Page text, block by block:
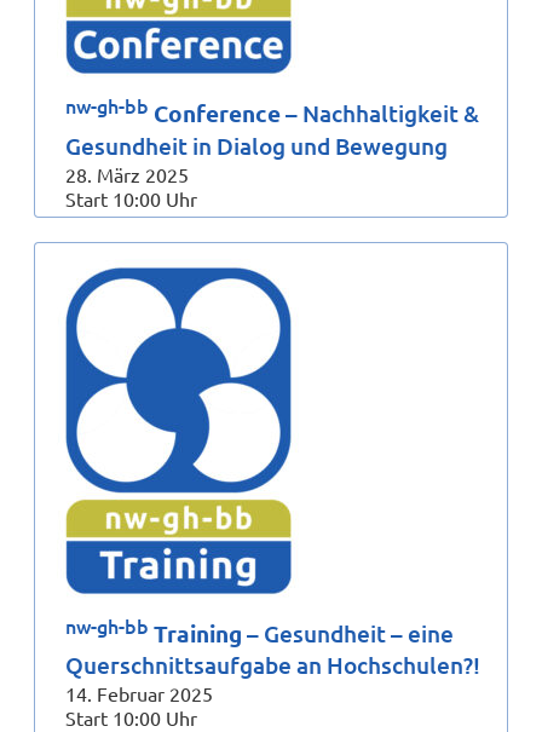
nw-gh-bb Conference– Nachhaltigkeit &
Gesundheit in Dialog und Bewegung
28. März 2025
Start 10:00 Uhr
nw-gh-bb Training – Gesundheit – eine
Querschnittsaufgabe an Hochschulen?!
14. Februar 2025
Start 10:00 Uhr